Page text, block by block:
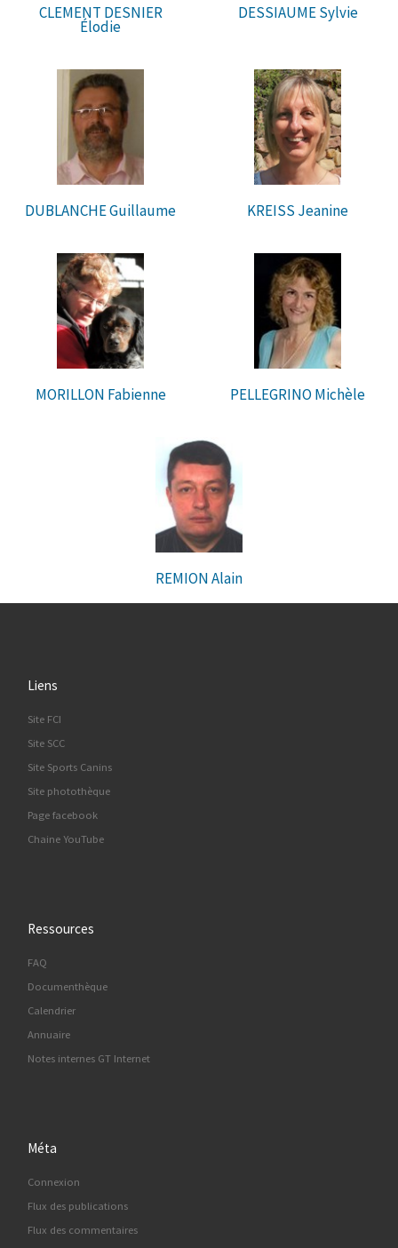
CLEMENT DESNIER
Élodie
DESSIAUME Sylvie
DUBLANCHE Guillaume KREISS Jeanine
MORILLON Fabienne PELLEGRINO Michèle
REMION Alain
Liens
Site FCI
Site SCC
Site Sports Canins
Site photothèque
Page facebook
Chaine YouTube
Ressources
FAQ
Documenthèque
Calendrier
Annuaire
Notes internes GT Internet
Méta
Connexion
Flux des publications
Flux des commentaires